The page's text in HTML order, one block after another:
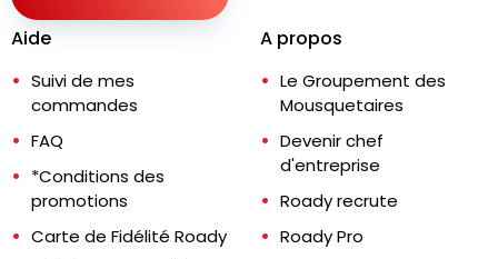
Aide
Suivi de mes
commandes
FAQ
*Conditions des
promotions
Carte de Fidélité Roady
A propos
Le Groupement des
Mousquetaires
Devenir chef
d'entreprise
Roady recrute
Roady Pro